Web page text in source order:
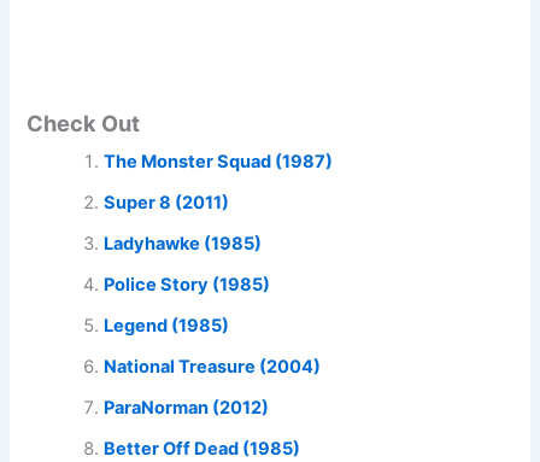
Check Out
The Monster Squad (1987)
Super 8 (2011)
Ladyhawke (1985)
Police Story (1985)
Legend (1985)
National Treasure (2004)
ParaNorman (2012)
Better Off Dead (1985)